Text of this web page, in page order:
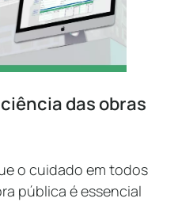
das obras
o cuidado em todos
pública é essencial